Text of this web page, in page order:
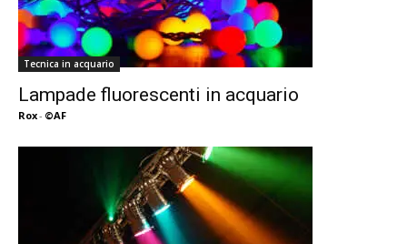
Tecnica in acquario
Lampade fluorescenti in acquario
Rox- ©AF